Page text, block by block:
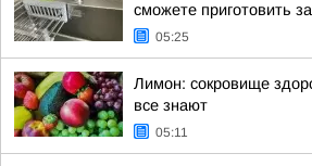
сможете приготовить
05:25
Лимон: сокровище
все знают
05:11